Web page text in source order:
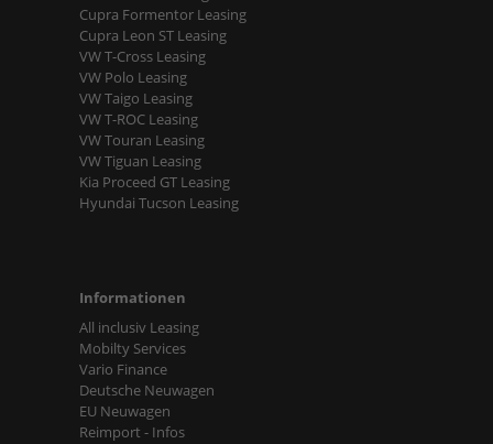
Cupra Formentor Leasing
Cupra Leon ST Leasing
VW T-Cross Leasing
VW Polo Leasing
VW Taigo Leasing
VW T-ROC Leasing
VW Touran Leasing
VW Tiguan Leasing
Kia Proceed GT Leasing
Hyundai Tucson Leasing
Informationen
All inclusiv Leasing
Mobilty Services
Vario Finance
Deutsche Neuwagen
EU Neuwagen
Reimport - Infos